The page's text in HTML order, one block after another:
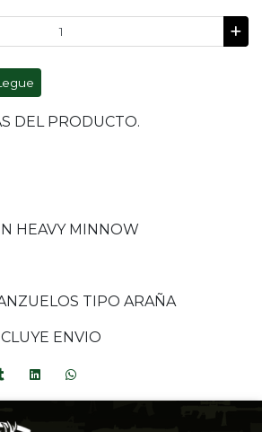
DEL PRODUCTO.
HEAVY MINNOW
TIPO ARAÑA
ENVIO